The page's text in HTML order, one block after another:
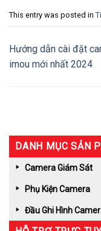
This entry was posted in
Hướng dẫn cài đặt
imou mới nhất 2024
DANH MỤC SẢN
Camera Giám Sát
Phụ Kiện Camera
Đầu Ghi Hình